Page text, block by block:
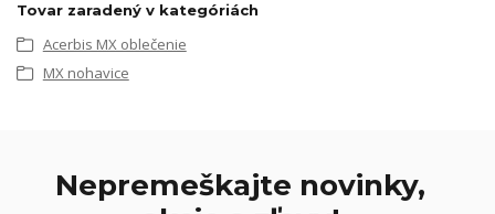
Tovar zaradený v kategóriách
Acerbis MX oblečenie
MX nohavice
Nepremeškajte novinky,